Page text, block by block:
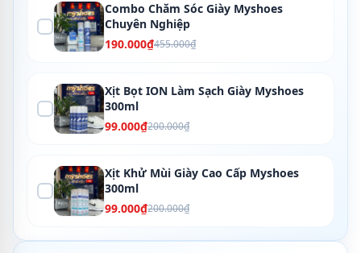
Combo Chăm Sóc Giày Myshoes
Chuyên Nghiệp
190.000₫455.000₫
Xịt Bọt ION Làm Sạch Giày Myshoes
300ml
99.000₫200.000₫
Xịt Khử Mùi Giày Cao Cấp Myshoes
300ml
99.000₫200.000₫